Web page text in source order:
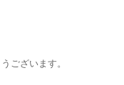
ございます。